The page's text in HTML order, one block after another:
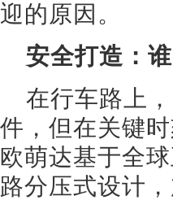
迎的原因。
安全打造：
在行车路上
件，但在关键
欧萌达基于全
路分压式设计